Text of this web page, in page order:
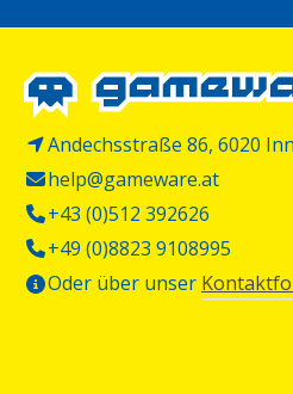
Andechsstraße 86, 6020
help@gameware.at
+43 (0)512 392626
+49 (0)8823 9108995
Oder über unser